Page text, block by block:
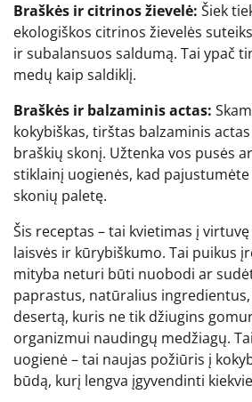
Braškės ir citrinos žievelė: Šiek
ekologiškos citrinos žievelės
ir subalansuos saldumą. Tai ypač
medų kaip saldiklį.
Braškės ir balzaminis actas:
kokybiškas, tirštas balzaminis
braškių skonį. Užtenka vos pusės
stiklainį uogienės, kad pajustumėte
skonių paletę.
Šis receptas – tai kvietimas į
laisvės ir kūrybiškumo. Tai puikus
mityba neturi būti nuobodi ar
paprastus, natūralius
desertą, kuris ne tik džiugins
organizmui naudingų medžiagų.
uogienė – tai naujas požiūris į
būdą, kurį lengva įgyvendinti